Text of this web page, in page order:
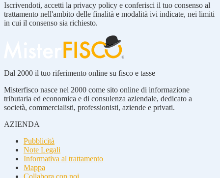
Iscrivendoti, accetti la privacy policy e conferisci il tuo consenso al
trattamento nell'ambito delle finalità e modalità ivi indicate, nei limiti
in cui il consenso sia richiesto.
Dal 2000 il tuo riferimento online su fisco e tasse
Misterfisco nasce nel 2000 come sito online di informazione
tributaria ed economica e di consulenza aziendale, dedicato a
società, commercialisti, professionisti, aziende e privati.
AZIENDA
Pubblicità
Note Legali
Informativa al trattamento
Mappa
Collabora con noi